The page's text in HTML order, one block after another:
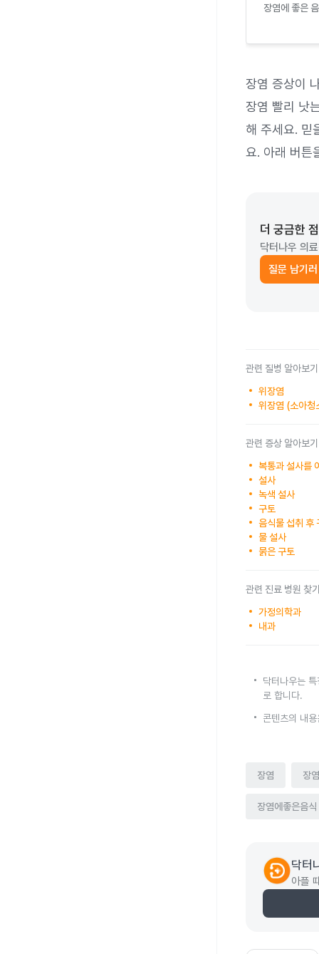
장염에 좋은
장염 증상이
장염 빨리 낫
해 주세요. 믿
요. 아래 버튼
더 궁금한
닥터나우 의
질문 남기
관련 질병 알아보기
위장염
위장염 (소아청
관련 증상 알아보기
복통과 설사를
설사
녹색 설사
구토
음식물 섭취 후
물 설사
묽은 구토
관련 진료 병원 찾
가정의학과
내과
닥터나우는
로 합니다.
콘텐츠의 내
장염 장
장염에좋은음식
닥터
아플